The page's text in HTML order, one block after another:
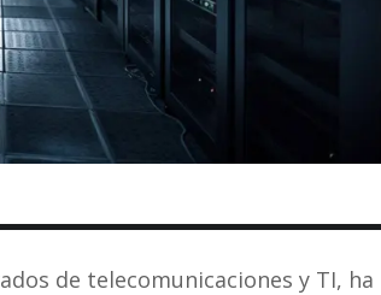
de telecomunicaciones y TI, ha